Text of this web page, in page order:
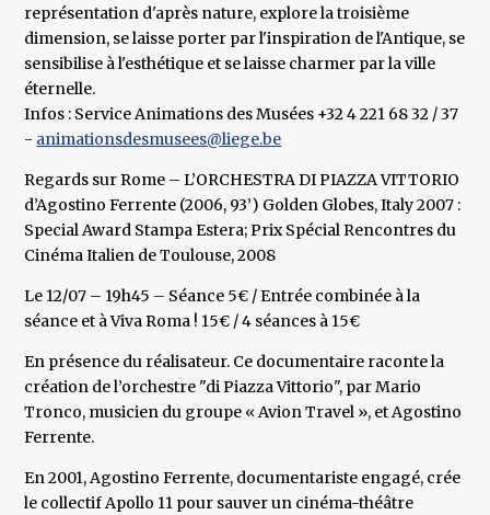
représentation d'après nature, explore la troisième
dimension, se laisse porter par l'inspiration de l'Antique, se
sensibilise à l'esthétique et se laisse charmer par la ville
éternelle.
Infos : Service Animations des Musées +32 4 221 68 32 / 37
- animationsdesmusees@liege.be
Regards sur Rome – L’ORCHESTRA DI PIAZZA VITTORIO
d’Agostino Ferrente (2006, 93’) Golden Globes, Italy 2007 :
Special Award Stampa Estera; Prix Spécial Rencontres du
Cinéma Italien de Toulouse, 2008
Le 12/07 – 19h45 – Séance 5€ / Entrée combinée à la
séance et à Viva Roma ! 15€ / 4 séances à 15€
En présence du réalisateur. Ce documentaire raconte la
création de l’orchestre "di Piazza Vittorio", par Mario
Tronco, musicien du groupe « Avion Travel », et Agostino
Ferrente.
En 2001, Agostino Ferrente, documentariste engagé, crée
le collectif Apollo 11 pour sauver un cinéma-théâtre